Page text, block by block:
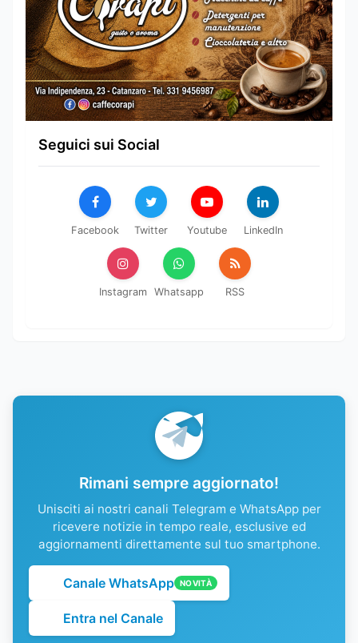
Seguici sui Social
Facebook Twitter Youtube LinkedIn
Instagram Whatsapp RSS
Rimani sempre aggiornato!
Unisciti ai nostri canali Telegram e WhatsApp per
ricevere notizie in tempo reale, esclusive ed
aggiornamenti direttamente sul tuo smartphone.
Canale WhatsApp NOVITÀ
Entra nel Canale